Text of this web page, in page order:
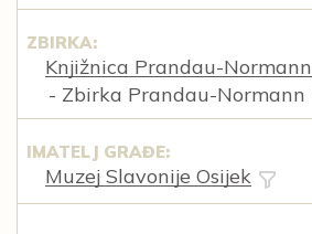
ZBIRKA:
Knjižnica Prandau-Normann
- Zbirka Prandau-Normann
IMATELJ GRAĐE:
Muzej Slavonije Osijek